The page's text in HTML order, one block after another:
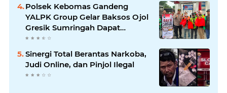
Polsek Kebomas Gandeng
YALPK Group Gelar Baksos Ojol
Gresik Sumringah Dapat
Sembako dan BBM Gratis
Sinergi Total Berantas Narkoba,
Judi Online, dan Pinjol Ilegal